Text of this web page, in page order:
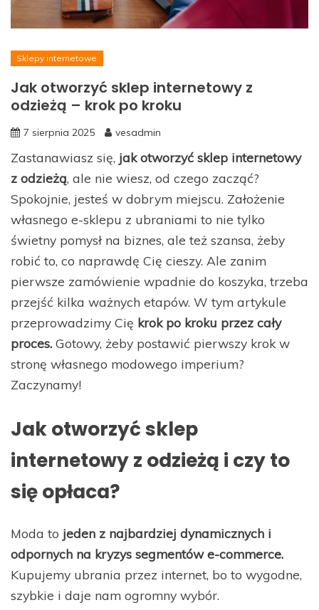
Sklepy internetowe
Jak otworzyć sklep internetowy z
odzieżą – krok po kroku
7 sierpnia 2025 vesadmin
Zastanawiasz się, jak otworzyć sklep internetowy
z odzieżą, ale nie wiesz, od czego zacząć?
Spokojnie, jesteś w dobrym miejscu. Założenie
własnego e-sklepu z ubraniami to nie tylko
świetny pomysł na biznes, ale też szansa, żeby
robić to, co naprawdę Cię cieszy. Ale zanim
pierwsze zamówienie wpadnie do koszyka, trzeba
przejść kilka ważnych etapów. W tym artykule
przeprowadzimy Cię krok po kroku przez cały
proces. Gotowy, żeby postawić pierwszy krok w
stronę własnego modowego imperium?
Zaczynamy!
Jak otworzyć sklep
internetowy z odzieżą i czy to
się opłaca?
Moda to jeden z najbardziej dynamicznych i
odpornych na kryzys segmentów e-commerce.
Kupujemy ubrania przez internet, bo to wygodne,
szybkie i daje nam ogromny wybór.